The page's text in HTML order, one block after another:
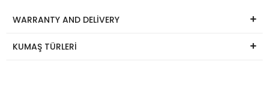
WARRANTY AND DELİVERY
KUMAŞ TÜRLERİ